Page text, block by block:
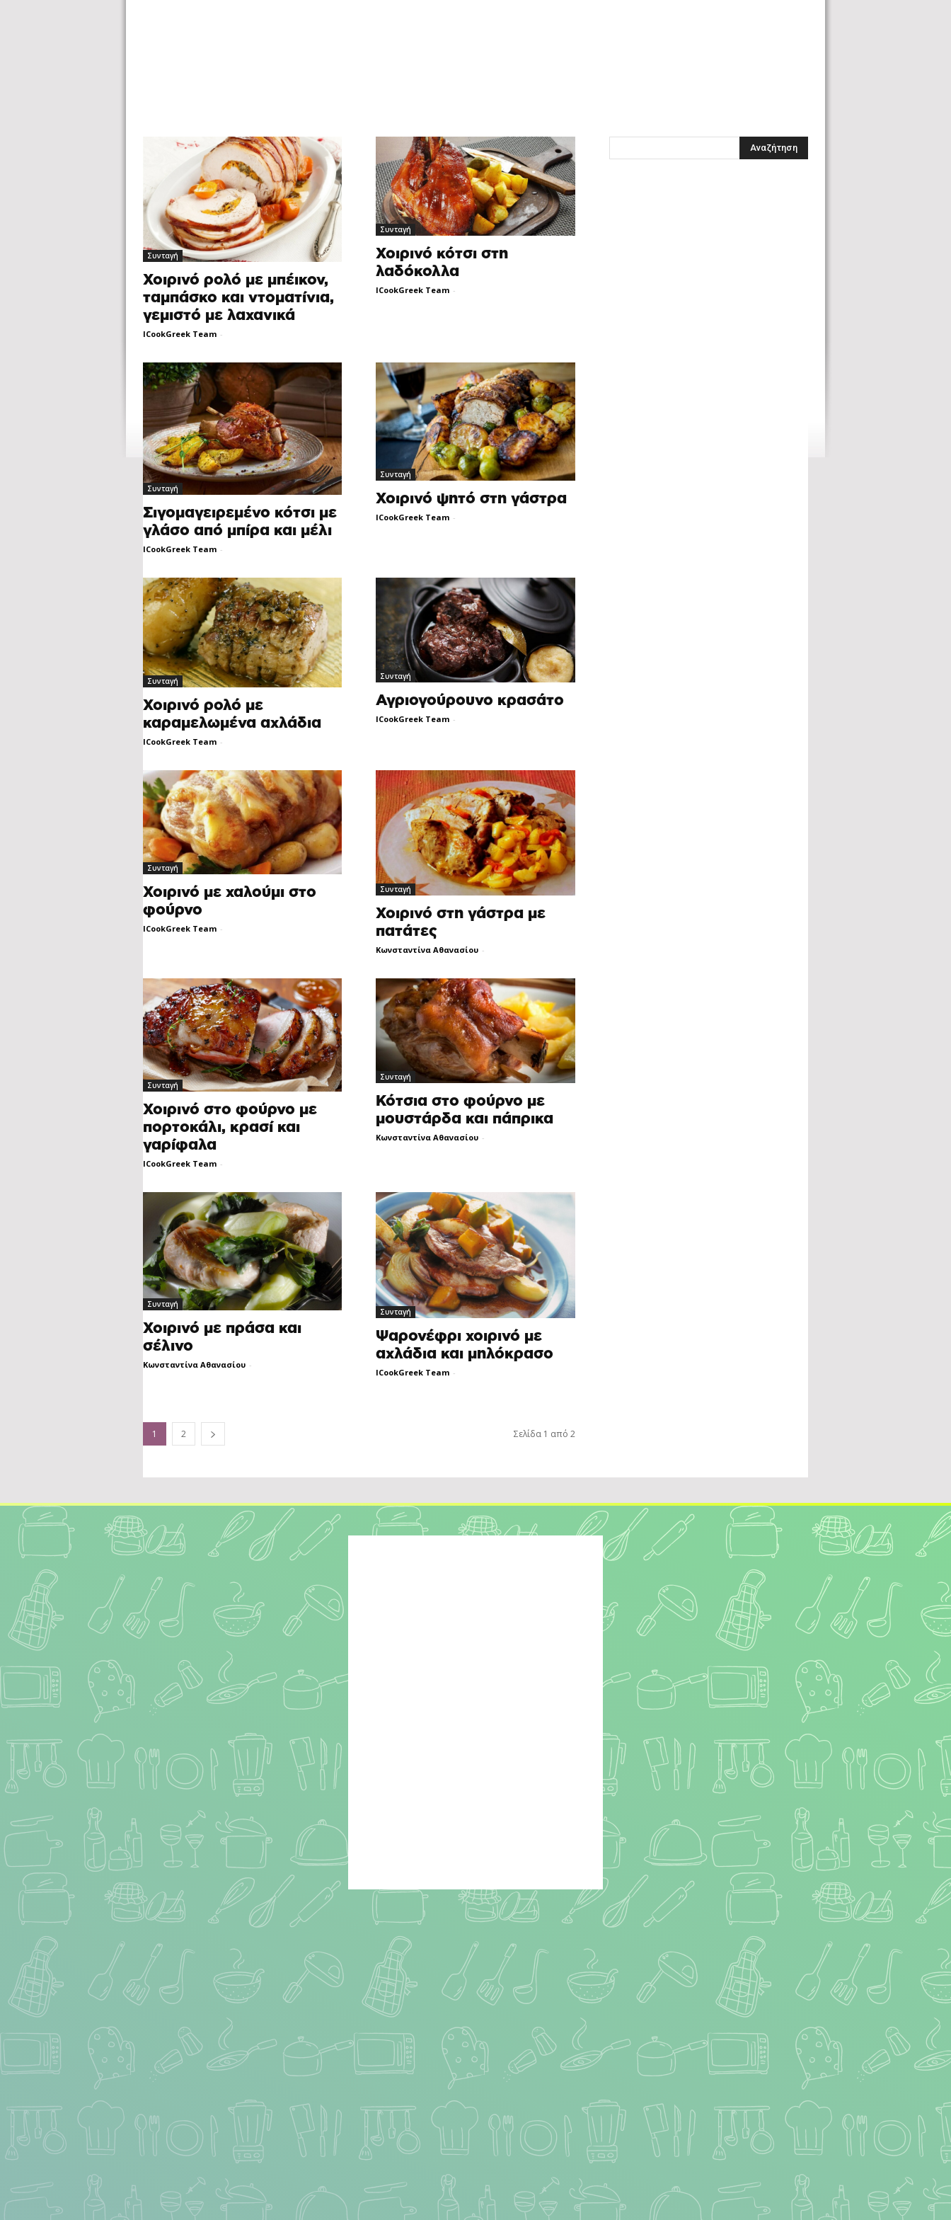
Συνταγή
Χοιρινό ρολό με μπέικον,
ταμπάσκο και ντοματίνια,
γεμιστό με λαχανικά
ICookGreek Team -
Συνταγή
Χοιρινό κότσι στη
λαδόκολλα
ICookGreek Team -
Συνταγή
Σιγομαγειρεμένο κότσι με
γλάσο από μπίρα και μέλι
ICookGreek Team -
Συνταγή
Χοιρινό ψητό στη γάστρα
ICookGreek Team -
Συνταγή
Χοιρινό ρολό με
καραμελωμένα αχλάδια
ICookGreek Team -
Συνταγή
Αγριογούρουνο κρασάτο
ICookGreek Team -
Συνταγή
Χοιρινό με χαλούμι στο
φούρνο
ICookGreek Team -
Συνταγή
Χοιρινό στη γάστρα με
πατάτες
Κωνσταντίνα Αθανασίου -
Συνταγή
Χοιρινό στο φούρνο με
πορτοκάλι, κρασί και
γαρίφαλα
ICookGreek Team -
Συνταγή
Κότσια στο φούρνο με
μουστάρδα και πάπρικα
Κωνσταντίνα Αθανασίου -
Συνταγή
Χοιρινό με πράσα και
σέλινο
Κωνσταντίνα Αθανασίου -
Συνταγή
Ψαρονέφρι χοιρινό με
αχλάδια και μηλόκρασο
ICookGreek Team -
1 2 Σελίδα 1 από 2